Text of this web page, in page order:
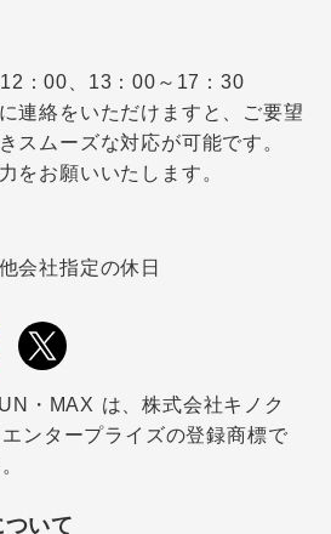
：00、13：00～17：30
連絡をいただけますと、ご要望
スムーズな対応が可能です。
をお願いいたします。
会社指定の休日
・MAX は、株式会社キノク
ンタープライズの登録商標で
いて